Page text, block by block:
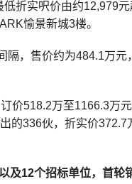
折实呎价由约12,979
愉景新城3楼。
隔，售价约为484.1万元
价518.2万至1166.3万
的336伙，折实价372.7
及12个招标单位，首轮